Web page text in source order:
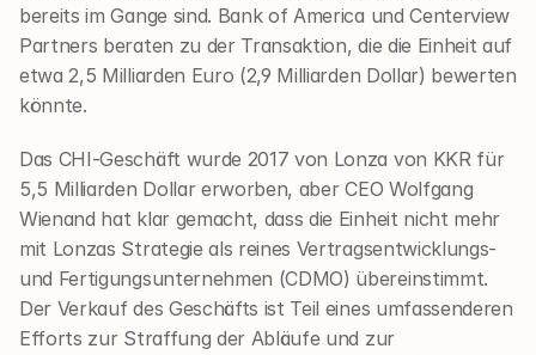
bereits im Gange sind. Bank of America und Centerview
Partners beraten zu der Transaktion, die die Einheit auf
etwa 2,5 Milliarden Euro (2,9 Milliarden Dollar) bewerten
könnte.
Das CHI-Geschäft wurde 2017 von Lonza von KKR für
5,5 Milliarden Dollar erworben, aber CEO Wolfgang
Wienand hat klar gemacht, dass die Einheit nicht mehr
mit Lonzas Strategie als reines Vertragsentwicklungs-
und Fertigungsunternehmen (CDMO) übereinstimmt.
Der Verkauf des Geschäfts ist Teil eines umfassenderen
Efforts zur Straffung der Abläufe und zur